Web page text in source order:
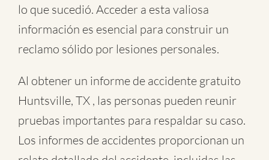
lo que sucedió. Acceder a esta valiosa
información es esencial para construir un
reclamo sólido por lesiones personales.
Al obtener un informe de accidente gratuito
Huntsville, TX , las personas pueden reunir
pruebas importantes para respaldar su caso.
Los informes de accidentes proporcionan un